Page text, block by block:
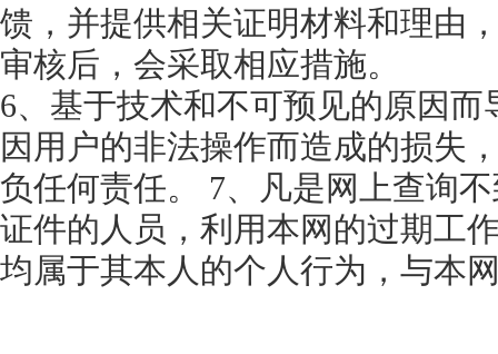
馈，并提供相关证明材料和理由
审核后，会采取相应措施。
6、基于技术和不可预见的原因
因用户的非法操作而造成的损失
负任何责任。 7、凡是网上查询
证件的人员，利用本网的过期工
均属于其本人的个人行为，与本